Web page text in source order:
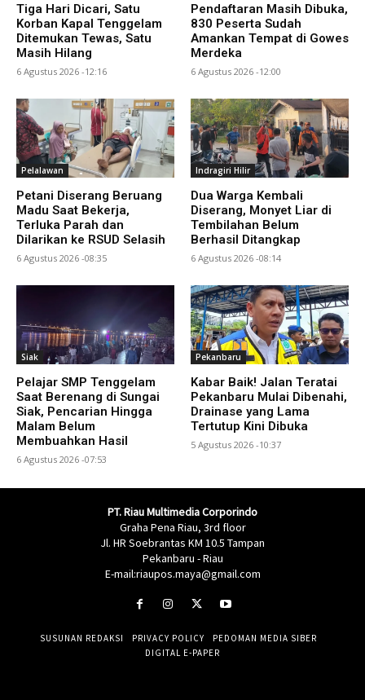
Tiga Hari Dicari, Satu
Korban Kapal Tenggelam
Ditemukan Tewas, Satu
Masih Hilang
6 Agustus 2026 -12:16
Pendaftaran Masih Dibuka,
830 Peserta Sudah
Amankan Tempat di Gowes
Merdeka
6 Agustus 2026 -12:00
Pelalawan
Petani Diserang Beruang
Madu Saat Bekerja,
Terluka Parah dan
Dilarikan ke RSUD Selasih
6 Agustus 2026 -08:35
Indragiri Hilir
Dua Warga Kembali
Diserang, Monyet Liar di
Tembilahan Belum
Berhasil Ditangkap
6 Agustus 2026 -08:14
Siak
Pelajar SMP Tenggelam
Saat Berenang di Sungai
Siak, Pencarian Hingga
Malam Belum
Membuahkan Hasil
6 Agustus 2026 -07:53
Pekanbaru
Kabar Baik! Jalan Teratai
Pekanbaru Mulai Dibenahi,
Drainase yang Lama
Tertutup Kini Dibuka
5 Agustus 2026 -10:37
PT. Riau Multimedia Corporindo
Graha Pena Riau, 3rd floor
Jl. HR Soebrantas KM 10.5 Tampan
Pekanbaru - Riau
E-mail:riaupos.maya@gmail.com
SUSUNAN REDAKSI PRIVACY POLICY
PEDOMAN MEDIA SIBER
DIGITAL E-PAPER